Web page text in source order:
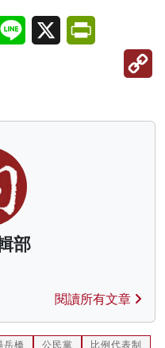
Line X
部
閱讀所有文章
岳橋 公民黨 比例代表制